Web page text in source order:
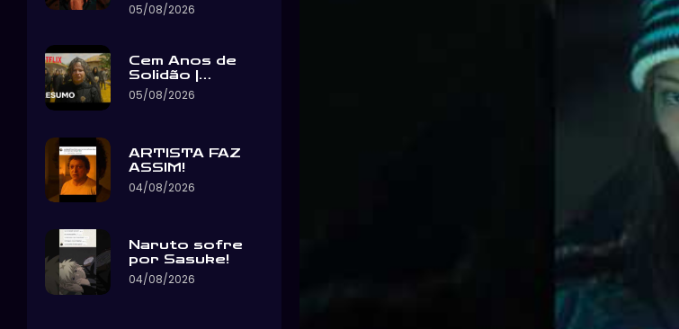
05/08/2026
Cem Anos de
Solidão |…
05/08/2026
ARTISTA FAZ
ASSIM!
04/08/2026
Naruto sofre
por Sasuke!
04/08/2026